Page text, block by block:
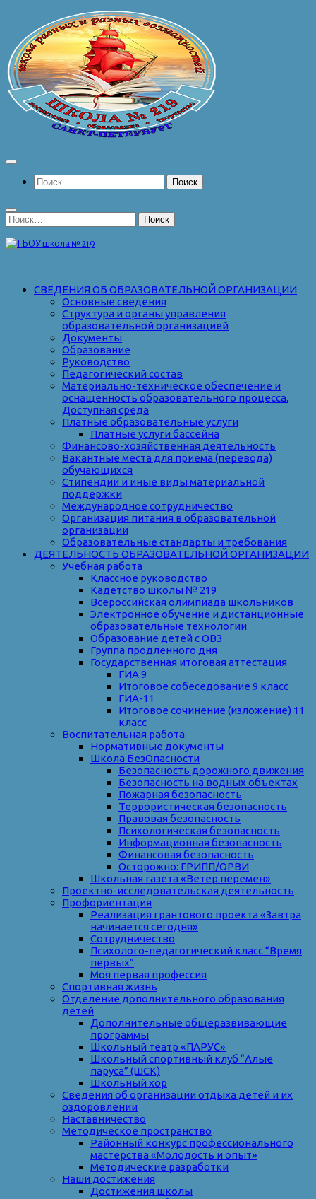
содержимому
Найти:
Найти:
СВЕДЕНИЯ ОБ ОБРАЗОВАТЕЛЬНОЙ ОРГАНИЗАЦИИ
Основные сведения
Структура и органы управления
образовательной организацией
Документы
Образование
Руководство
Педагогический состав
Материально-техническое обеспечение и
оснащенность образовательного процесса.
Доступная среда
Платные образовательные услуги
Платные услуги бассейна
Финансово-хозяйственная деятельность
Вакантные места для приема (перевода)
обучающихся
Стипендии и иные виды материальной
поддержки
Международное сотрудничество
Организация питания в образовательной
организации
Образовательные стандарты и требования
ДЕЯТЕЛЬНОСТЬ ОБРАЗОВАТЕЛЬНОЙ ОРГАНИЗАЦИИ
Учебная работа
Классное руководство
Кадетство школы № 219
Всероссийская олимпиада школьников
Электронное обучение и дистанционные
образовательные технологии
Образование детей с ОВЗ
Группа продленного дня
Государственная итоговая аттестация
ГИА 9
Итоговое собеседование 9 класс
ГИА-11
Итоговое сочинение (изложение) 11
класс
Воспитательная работа
Нормативные документы
Школа БезОпасности
Безопасность дорожного движения
Безопасность на водных объектах
Пожарная безопасность
Террористическая безопасность
Правовая безопасность
Психологическая безопасность
Информационная безопасность
Финансовая безопасность
Осторожно: ГРИПП/ОРВИ
Школьная газета «Ветер перемен»
Проектно-исследовательская деятельность
Профориентация
Реализация грантового проекта «Завтра
начинается сегодня»
Сотрудничество
Психолого-педагогический класс “Время
первых”
Моя первая профессия
Спортивная жизнь
Отделение дополнительного образования
детей
Дополнительные общеразвивающие
программы
Школьный театр «ПАРУС»
Школьный спортивный клуб “Алые
паруса” (ШСК)
Школьный хор
Сведения об организации отдыха детей и их
оздоровлении
Наставничество
Методическое пространство
Районный конкурс профессионального
мастерства «Молодость и опыт»
Методические разработки
Наши достижения
Достижения школы